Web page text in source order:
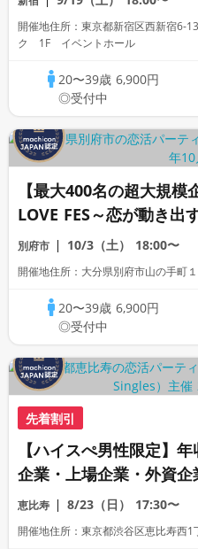
開催地住所：東京都新宿区西新宿6-
ク 1F イベントホール
20〜39歳 6,900円
◎受付中
【最大400名の超大規模
LOVE FES～恋が動き出
別府市 10/3（土） 18:00〜
開催地住所：大分県別府市山の手町
20〜39歳 6,900円
◎受付中
先着割引
【ハイスぺ男性限定】
企業・上場企業・外資企
者・医師・歯科医師・弁
ケメン×20代女性《1対1
恵比寿 8/23（日） 17:30〜
開催地住所：東京都渋谷区恵比寿西